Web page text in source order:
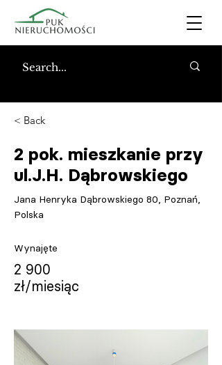
< Back
2 pok. mieszkanie przy
ul.J.H. Dąbrowskiego
Jana Henryka Dąbrowskiego 80, Poznań,
Polska
Wynajęte
2 900
zł/miesiąc